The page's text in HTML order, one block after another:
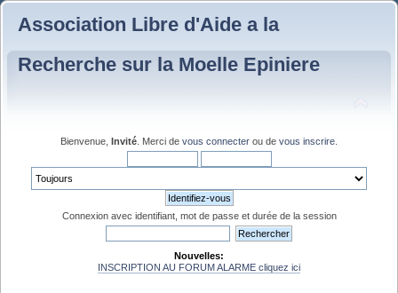
Association Libre d'Aide a la
Recherche sur la Moelle Epiniere
Bienvenue, Invité . Merci de vous connecter ou de vous inscrire
Connexion avec identifiant, mot de passe et durée de la session
Nouvelles:
INSCRIPTION AU FORUM ALARME cliquez ici